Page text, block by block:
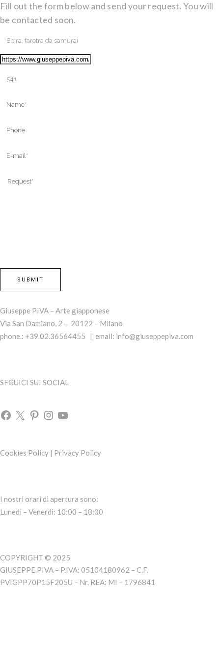
Fill out the form below and send your request. You will
be contacted soon.
Giuseppe PIVA – Arte giapponese
Via San Damiano, 2 – 20122 – Milano
phone.: +39.02.36564455 | email: info@giuseppepiva.com
SEGUICI SUI SOCIAL
Cookies Policy | Privacy Policy
I nostri orari di apertura sono:
Lunedì – Venerdì: 10:00 – 18:00
COPYRIGHT © 2025
GIUSEPPE PIVA – P.IVA: 05104180962 – C.F.
PVIGPP70P15F205U – Nr. REA: MI – 1796841